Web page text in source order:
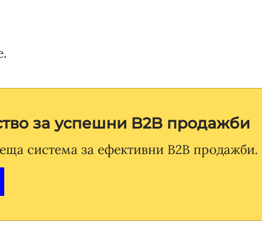
за успешни B2B продажби
система за ефективни B2B продажби.